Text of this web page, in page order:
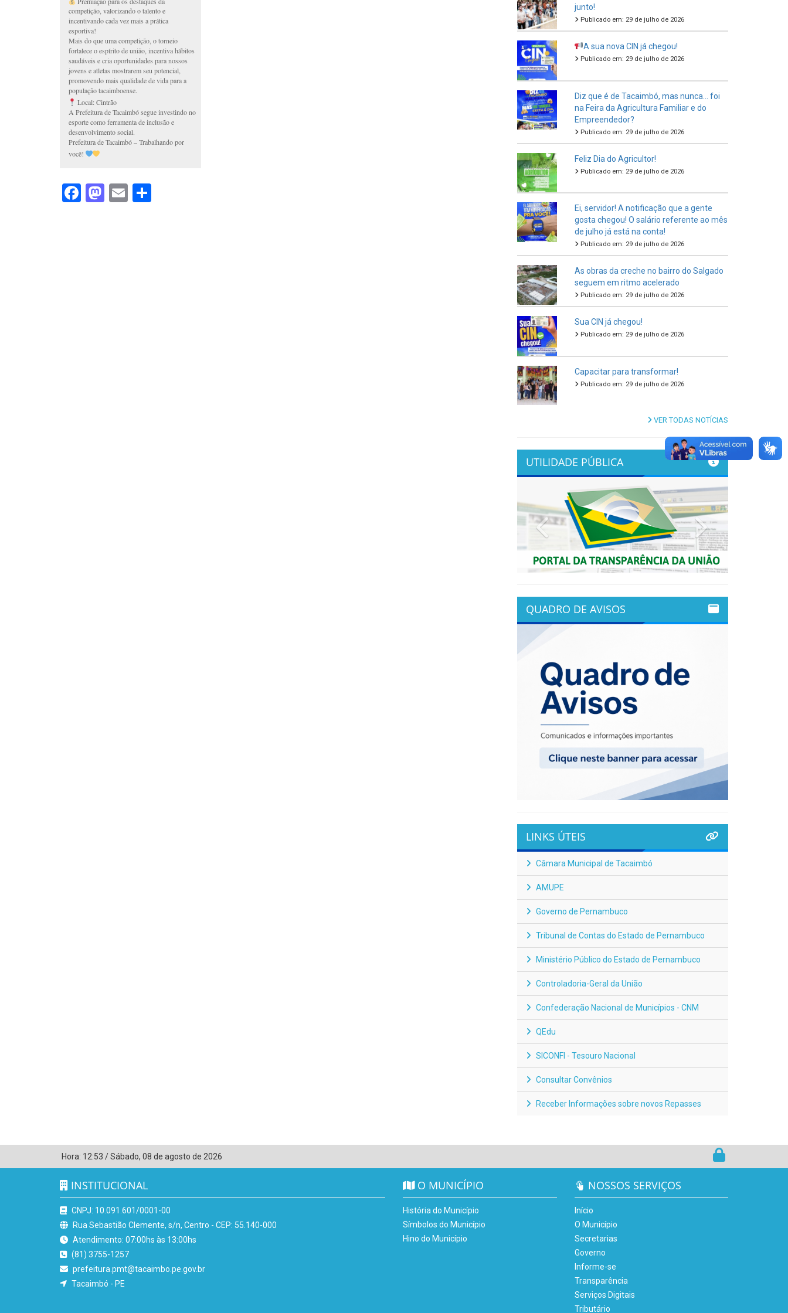
competição, valorizando o talento e
incentivando cada vez mais a prática
esportiva!
Mais do que uma competição, o torneio
fortalece o espírito de união, incentiva hábitos
saudáveis e cria oportunidades para nossos
jovens e atletas mostrarem seu potencial,
promovendo mais qualidade de vida para a
população tacaimboense.
Local: Cintrão
A Prefeitura de Tacaimbó segue investindo no
esporte como ferramenta de inclusão e
desenvolvimento social.
Prefeitura de Tacaimbó – Trabalhando por
você!
Facebook
Mastodon
Email
junto!
Publicado em: 29 de julho de 2026
A sua nova CIN já chegou!
Publicado em: 29 de julho de 2026
Diz que é de Tacaimbó, mas nunca… foi
na Feira da Agricultura Familiar e do
Empreendedor?
Publicado em: 29 de julho de 2026
Feliz Dia do Agricultor!
Publicado em: 29 de julho de 2026
Ei, servidor! A notificação que a gente
gosta chegou! O salário referente ao mês
de julho já está na conta!
Publicado em: 29 de julho de 2026
As obras da creche no bairro do Salgado
seguem em ritmo acelerado
Publicado em: 29 de julho de 2026
Sua CIN já chegou!
Publicado em: 29 de julho de 2026
Capacitar para transformar!
Publicado em: 29 de julho de 2026
VER TODAS NOTÍCIAS
UTILIDADE PÚBLICA
Previous Next
QUADRO DE AVISOS
LINKS ÚTEIS
Câmara Municipal de Tacaimbó
AMUPE
Governo de Pernambuco
Tribunal de Contas do Estado de Pernambuco
Ministério Público do Estado de Pernambuco
Controladoria-Geral da União
Confederação Nacional de Municípios - CNM
QEdu
SICONFI - Tesouro Nacional
Consultar Convênios
Receber Informações sobre novos Repasses
Hora: 12:53 /Sábado, 08 de agosto de 2026
INSTITUCIONAL
CNPJ: 10.091.601/0001-00
Rua Sebastião Clemente, s/n, Centro - CEP: 55.140-000
Atendimento: 07:00hs às 13:00hs
(81) 3755-1257
prefeitura.pmt@tacaimbo.pe.gov.br
Tacaimbó - PE
O MUNICÍPIO
História do Município
Símbolos do Município
Hino do Município
NOSSOS SERVIÇOS
Início
O Município
Secretarias
Governo
Informe-se
Transparência
Serviços Digitais
Tributário